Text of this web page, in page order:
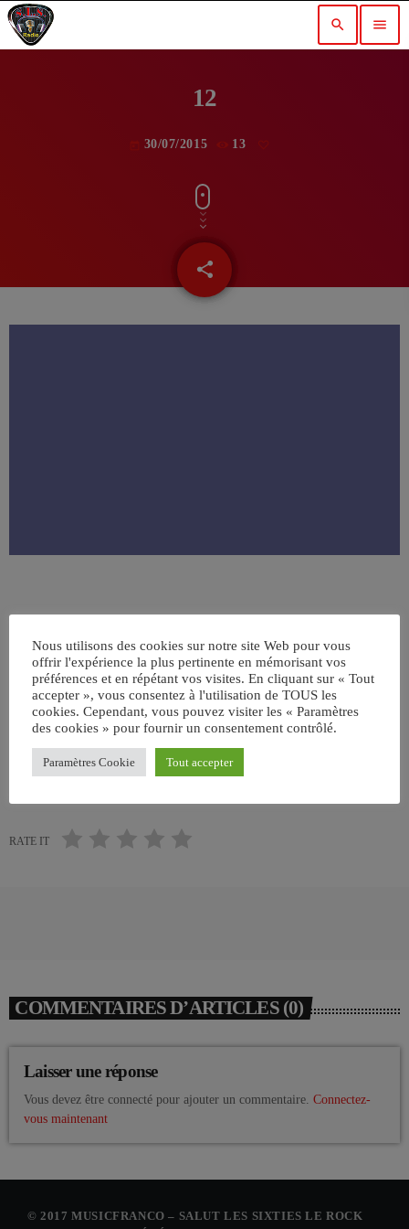
search menu
12
30/07/2015 13
share
email
ÉCRIT PAR:JEAN-CLAUDE
email
RATE IT
COMMENTAIRES D’ARTICLES (0)
Laisser une réponse
Vous devez être connecté pour ajouter un commentaire. Connectez-
vous maintenant
© 2017 MUSICFRANCO – SALUT LES SIXTIES LE ROCK
Nous utilisons des cookies sur notre site Web pour vous
offrir l'expérience la plus pertinente en mémorisant vos
préférences et en répétant vos visites. En cliquant sur « Tout
accepter », vous consentez à l'utilisation de TOUS les
cookies. Cependant, vous pouvez visiter les « Paramètres
des cookies » pour fournir un consentement contrôlé.
Paramètres Cookie Tout accepter